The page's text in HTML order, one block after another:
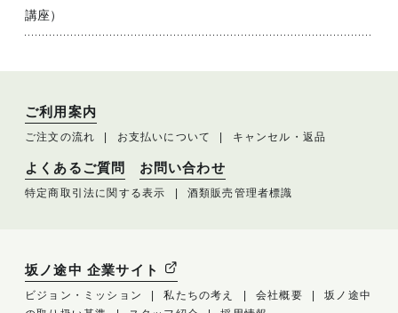
講座）
ご利用案内
ご注文の流れ お支払いについて キャンセル・返品
よくあるご質問 お問い合わせ
特定商取引法に関する表示 酒類販売管理者標識
坂ノ途中 企業サイト
ビジョン・ミッション 私たちの考え 会社概要
坂ノ途中